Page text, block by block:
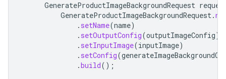
GenerateProductImageBackgroundRequest
GenerateProductImageBackgroundRequest.
. setName(name)
. setOutputConfig(outputImageConfig)
. setInputImage(inputImage)
. setConfig(
.build();